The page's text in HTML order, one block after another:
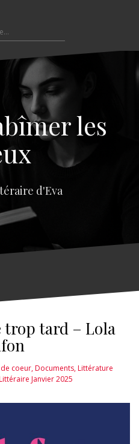
les
d'Eva
trop tard – Lola
coeur,Documents,Littérature
Janvier 2025